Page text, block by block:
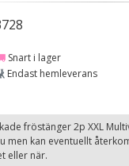
Snart i lager
Endast hemleverans
fröstänger 2p XXL
men kan eventuellt
eller när.